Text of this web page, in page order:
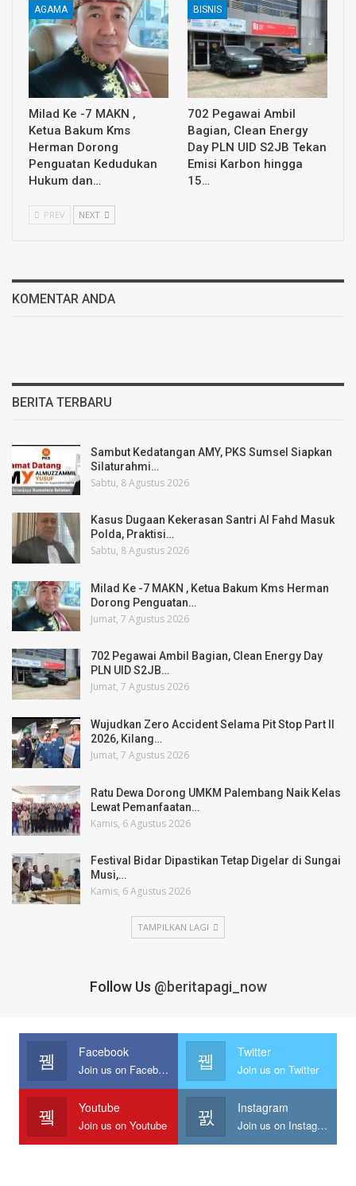
AGAMA
Milad Ke -7 MAKN ,
Ketua Bakum Kms
Herman Dorong
Penguatan Kedudukan
Hukum dan…
BISNIS
702 Pegawai Ambil
Bagian, Clean Energy
Day PLN UID S2JB Tekan
Emisi Karbon hingga
15…
PREV NEXT
KOMENTAR ANDA
BERITA TERBARU
Sambut Kedatangan AMY, PKS Sumsel Siapkan
Silaturahmi…
Sabtu, 8 Agustus 2026
Kasus Dugaan Kekerasan Santri Al Fahd Masuk
Polda, Praktisi…
Sabtu, 8 Agustus 2026
Milad Ke -7 MAKN , Ketua Bakum Kms Herman
Dorong Penguatan…
Jumat, 7 Agustus 2026
702 Pegawai Ambil Bagian, Clean Energy Day
PLN UID S2JB…
Jumat, 7 Agustus 2026
Wujudkan Zero Accident Selama Pit Stop Part II
2026, Kilang…
Jumat, 7 Agustus 2026
Ratu Dewa Dorong UMKM Palembang Naik Kelas
Lewat Pemanfaatan…
Kamis, 6 Agustus 2026
Festival Bidar Dipastikan Tetap Digelar di Sungai
Musi,…
Kamis, 6 Agustus 2026
TAMPILKAN LAGI
Follow Us @beritapagi_now
Facebook
Join us on Facebook
Twitter
Join us on Twitter
Youtube
Join us on Youtube
Instagram
Join us on Instagram